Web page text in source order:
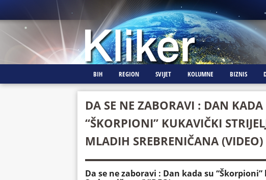
BIH REGION SVIJET KOLUMNE BIZNIS
DA SE NE ZABORAVI : DAN KADA
“ŠKORPIONI” KUKAVIČKI
MLADIH SREBRENIČANA (VIDEO)
Da se ne zaboravi : Dan kada su